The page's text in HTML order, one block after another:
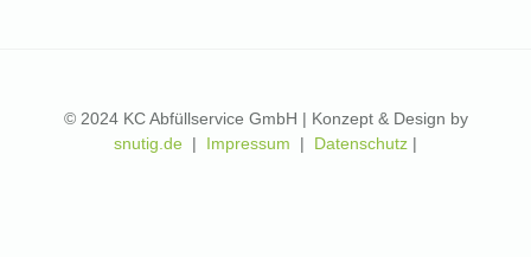
© 2024 KC Abfüllservice GmbH | Konzept & Design by
snutig.de | Impressum | Datenschutz |